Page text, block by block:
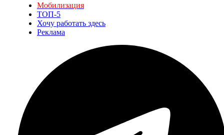
Мобилизация
ТОП-5
Хочу работать здесь
Реклама